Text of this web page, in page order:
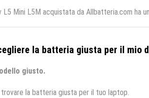
L5 Mini L5M acquistata da Allbatteria.com ha
la batteria giusta per il mio
giusto.
trovare la batteria giusta per il tuo laptop.